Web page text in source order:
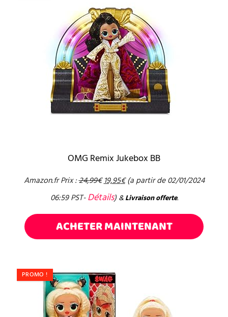
OMG Remix Jukebox BB
Amazon.fr Prix :24,99€ 19,95€(a partir de 02/01/2024
06:59 PST-Détails) & Livraison offerte.
ACHETER MAINTENANT
PROMO !